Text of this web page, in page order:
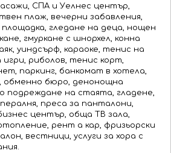
СПА и Уелнес център,
плаж, вечерни забавления,
площадка, гледане на деца, нощен
гмуркане с шнорхел, конна
уиндсърф, караоке, тенис на
игри, риболов, тенис корт,
паркинг, банкомат в хотела,
обменно бюро, денонощна
подреждане на стаята, гладене,
преса за панталони,
център, обща ТВ зала,
рент а кар, фризьорски
вестници, услуги за хора с